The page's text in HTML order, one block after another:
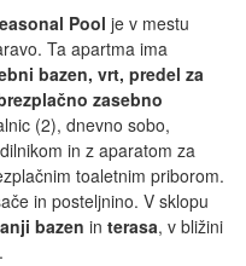
Pool je v mestu
Ta apartma ima
bazen, vrt, predel za
zasebno
(2), dnevno sobo,
in z aparatom za
toaletnim priborom.
in posteljnino. V sklopu
bazen in terasa, v bližini
.